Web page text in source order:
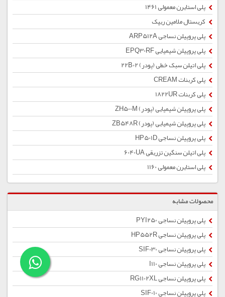
پلی استایرن معمولی 1461
کریستال ملامین ریپک
پلی پروپیلن نساجی ARP512A
پلی پروپیلن شیمیایی EPQ30RF
پلی اتیلن سبک خطی (پودر) 22B02
پلی کربنات CREAM
پلی کربنات 1822UR
پلی پروپیلن شیمیایی (پودر) ZH500M
پلی پروپیلن شیمیایی (پودر) ZB548R
پلی پروپیلن نساجی HP501D
پلی اتیلن سنگین تزریقی 6040UA
پلی استایرن معمولی 1160
محصولات مشابه
پلی پروپیلن نساجی PYI250
پلی پروپیلن نساجی HP552R
پلی پروپیلن نساجی SIF030
پلی پروپیلن نساجی I110
پلی پروپیلن نساجی RG1102XL
پلی پروپیلن نساجی SIF010